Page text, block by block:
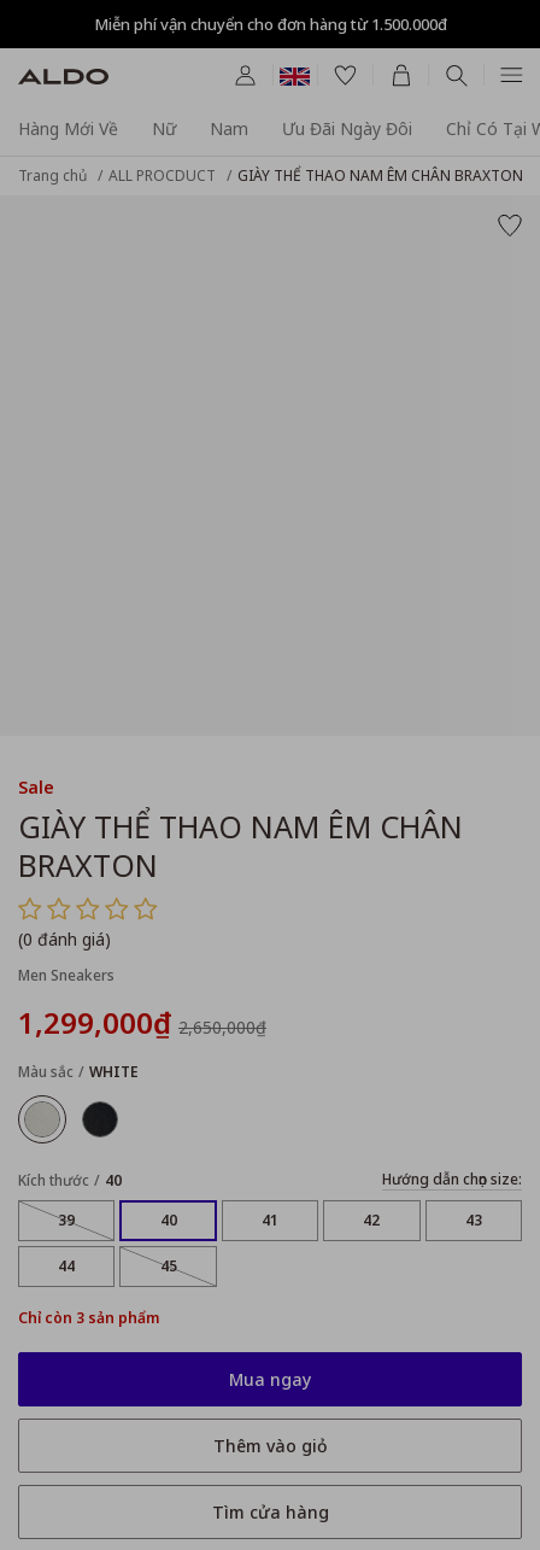
Miễn phí vận chuyển cho đơn hàng từ 1.500.000đ
Hàng Mới Về Nữ Nam Ưu Đãi Ngày Đôi Chỉ Có Tại
Trang chủ ALL PROCDUCT GIÀY THỂ THAO NAM ÊM CHÂN BRAXTON
Sale
GIÀY THỂ THAO NAM ÊM CHÂN
BRAXTON
(0 đánh giá)
Men Sneakers
1,299,000₫ 2,650,000₫
Màu sắc WHITE
Kích thước 40
Hướng dẫn chọn size:
39
40 41 42 43
44 45
Chỉ còn 3 sản phẩm
Mua ngay
Thêm vào giỏ
Tìm cửa hàng